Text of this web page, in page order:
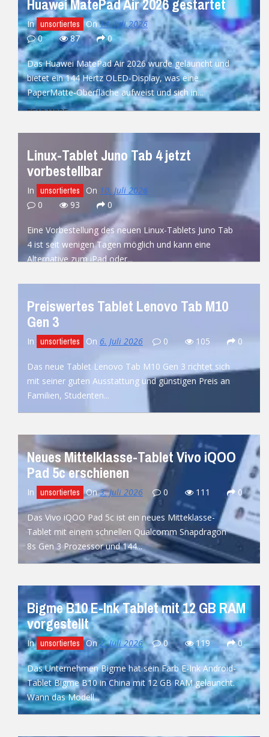
Huawei MatePad Air 2026 gestartet
In unsortiertes On14. Juli 2026
0
87 0
Das Huawei MatePad Air 2026 wurde gelauncht und
bietet ein 144 Hertz OLED-Display, was eine
PaperMatte-Oberfläche aufweist und sich in...
READ MORE
Linux-Tablet Juno Tab 4 jetzt
vorbestellbar
In unsortiertes On 10. Juli 2026
0
93 0
Eine Vorbestellung des neuen Linux-Tablets Juno Tab
4 ist seit wenigen Tagen möglich und kann eine
Alternative zum iPad oder...
Preiswertes Tablet Lenovo Tab M10
Gen 3
In unsortiertes On 6. Juli 2026 0 105 0
Das neue Tablet Lenovo Tab M10 Gen 3 richtet sich
mit seiner guten Ausstattung und günstigen Preis an
Familien, Studenten...
READ MORE
Neues Mittelklasse-Tablet Vivo iQOO
Pad 5c erschienen
In unsortiertes On3. Juli 2026 0 111 0
Das Vivo iQOO Pad 5c ist ein neues Mitteklasse-
Tablet mit einem schnellen Qualcomm Snapdragon
8s Gen 3 Prozessor und 144...
READ MORE
Bigme B10 E-Ink Tablet mit 12 GB RAM
vorgestellt
In unsortiertes On2. Juli 2026 0 119 0
Das Unternehmen Bigme hat sein Farb E-Ink Android-
Tablet Bigme B10 in China mit 12 GB RAM gelauncht.
Wann das Modell...
READ MORE